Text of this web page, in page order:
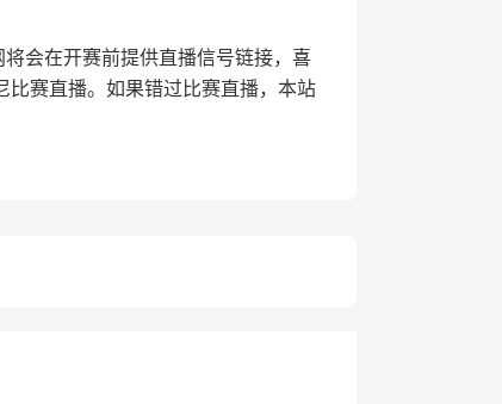
会在开赛前提供直播信号链接，喜
赛直播。如果错过比赛直播，本站